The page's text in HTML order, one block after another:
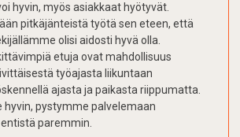
hyvin, myös asiakkaat hyötyvät.
pitkäjänteistä työtä sen eteen, että
olisi aidosti hyvä olla.
etuja ovat mahdollisuus
työajasta liikuntaan
ajasta ja paikasta riippumatta.
hyvin, pystymme palvelemaan
paremmin.